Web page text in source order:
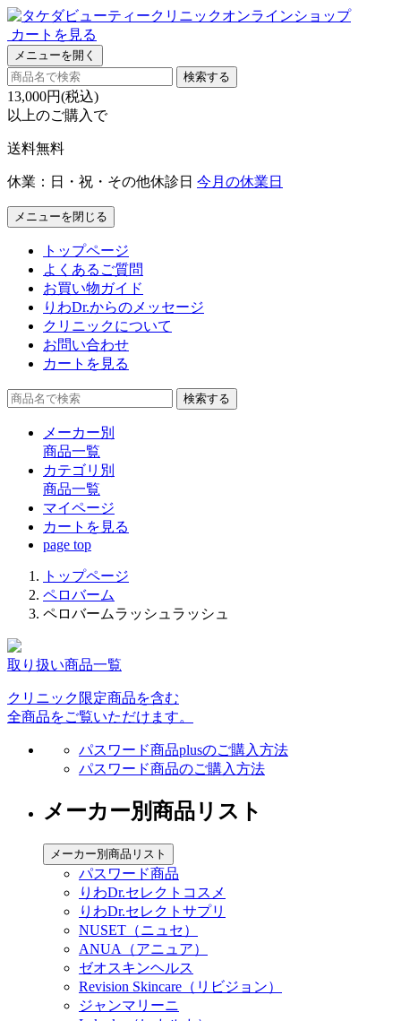
カートを見る
メニューを開く
検索する
13,000円(税込)
以上のご購入で
送料無料
休業：日・祝・その他休診日 今月の休業日
メニューを閉じる
トップページ
よくあるご質問
お買い物ガイド
りわDr.からのメッセージ
クリニックについて
お問い合わせ
カートを見る
検索する
メーカー別
商品一覧
カテゴリ別
商品一覧
マイページ
カート を見る
page top
トップページ
ペロバーム
ペロバームラッシュラッシュ
取り扱い商品一覧
クリニック限定商品を含む
全商品をご覧いただけます。
パスワード商品plusのご購入方法
パスワード商品のご購入方法
メーカー別商品リスト
メーカー別商品リスト
パスワード商品
りわDr.セレクトコスメ
りわDr.セレクトサプリ
NUSET（ニュセ）
ANUA（アニュア）
ゼオスキンヘルス
Revision Skincare（リビジョン）
ジャンマリーニ